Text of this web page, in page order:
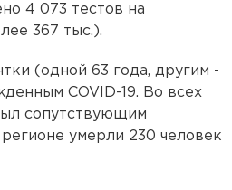
4 073 тестов на
367 тыс.).
(одной 63 года, другим -
COVID-19. Во всех
сопутствующим
умерли 230 человек